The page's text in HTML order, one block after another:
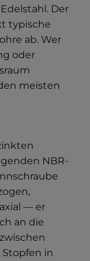
Der
typische
ab. Wer
oder
meisten
NBR-
— er
an die
in